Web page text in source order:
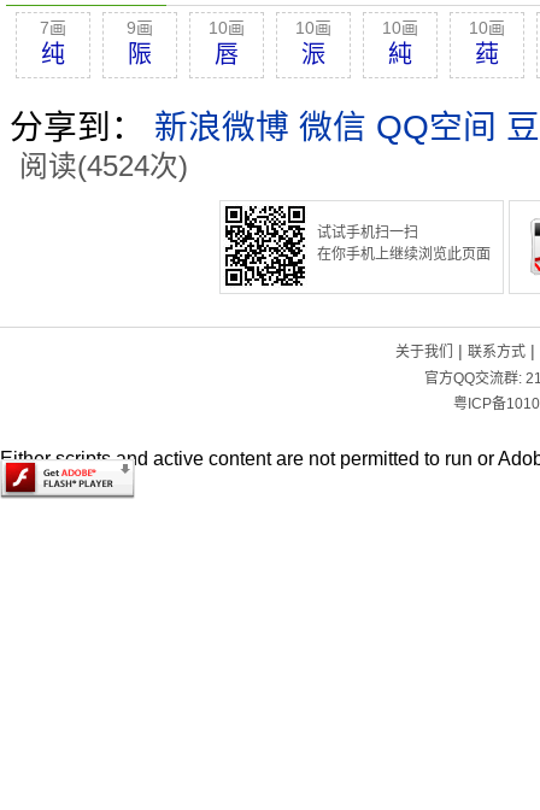
7画
纯
9画
陙
10画
唇
10画
浱
10画
純
10画
莼
分享到： 新浪微博 微信 QQ空间
阅读(4524次)
试试手机扫一扫
在你手机上继续浏览此页面
关于我们 | 联系方式|
官方QQ交流群:
粤ICP备
Either scripts and active content are not permitted to run or